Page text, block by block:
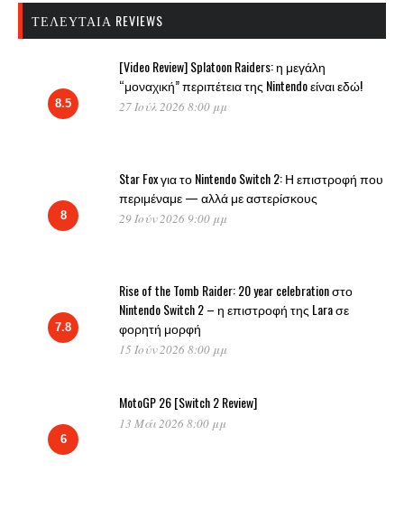
ΤΕΛΕΥΤΑΊΑ REVIEWS
8.5
[Video Review] Splatoon Raiders: η μεγάλη
“μοναχική” περιπέτεια της Nintendo είναι εδώ!
27 Ιούλ 2026 8:00 μμ
8
Star Fox για το Nintendo Switch 2: Η επιστροφή που
περιμέναμε — αλλά με αστερίσκους
29 Ιούν 2026 9:00 μμ
7.8
Rise of the Tomb Raider: 20 year celebration στο
Nintendo Switch 2 – η επιστροφή της Lara σε
φορητή μορφή
15 Ιούν 2026 8:00 μμ
6
MotoGP 26 [Switch 2 Review]
13 Μάι 2026 8:00 μμ